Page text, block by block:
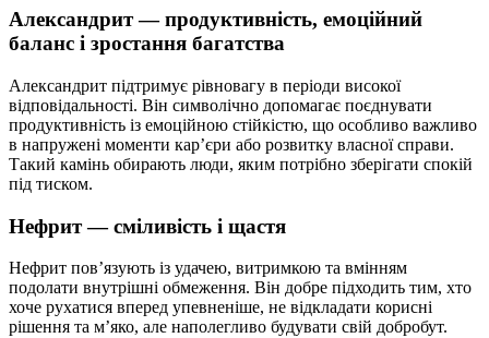
Александрит — продуктивність, емоційний
баланс і зростання багатства
Александрит підтримує рівновагу в періоди високої
відповідальності. Він символічно допомагає поєднувати
продуктивність із емоційною стійкістю, що особливо важливо
в напружені моменти кар’єри або розвитку власної справи.
Такий камінь обирають люди, яким потрібно зберігати спокій
під тиском.
Нефрит — сміливість і щастя
Нефрит пов’язують із удачею, витримкою та вмінням
подолати внутрішні обмеження. Він добре підходить тим, хто
хоче рухатися вперед упевненіше, не відкладати корисні
рішення та м’яко, але наполегливо будувати свій добробут.